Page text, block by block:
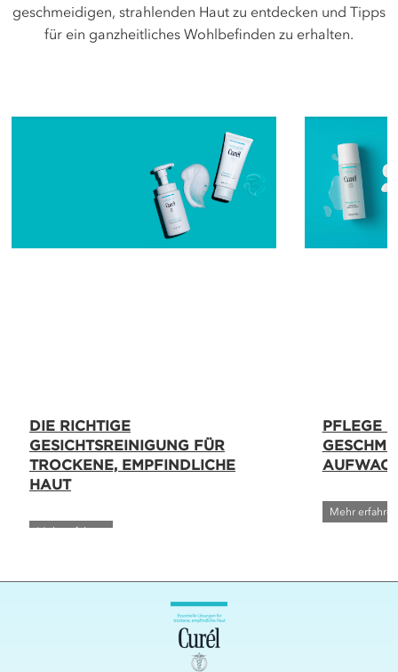
geschmeidigen, strahlenden Haut zu entdecken und Tipps
für ein ganzheitliches Wohlbefinden zu erhalten.
DIE RICHTIGE
GESICHTSREINIGUNG FÜR
TROCKENE, EMPFINDLICHE
HAUT
Mehr erfahren
PFLEGE
Mehr erfahren